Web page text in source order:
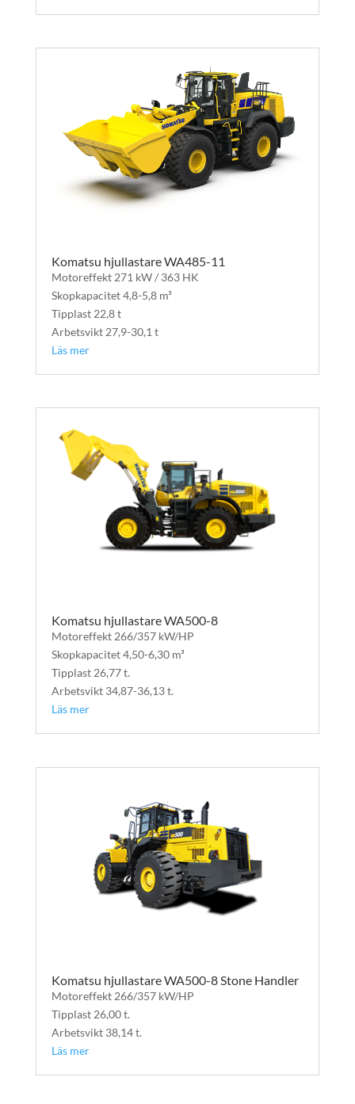
Komatsu hjullastare WA485-11
Motoreffekt 271 kW / 363 HK
Skopkapacitet 4,8-5,8 m³
Tipplast 22,8 t
Arbetsvikt 27,9-30,1 t
Läs mer
Komatsu hjullastare WA500-8
Motoreffekt 266/357 kW/HP
Skopkapacitet 4,50-6,30 m³
Tipplast 26,77 t.
Arbetsvikt 34,87-36,13 t.
Läs mer
Komatsu hjullastare WA500-8 Stone Handler
Motoreffekt 266/357 kW/HP
Tipplast 26,00 t.
Arbetsvikt 38,14 t.
Läs mer